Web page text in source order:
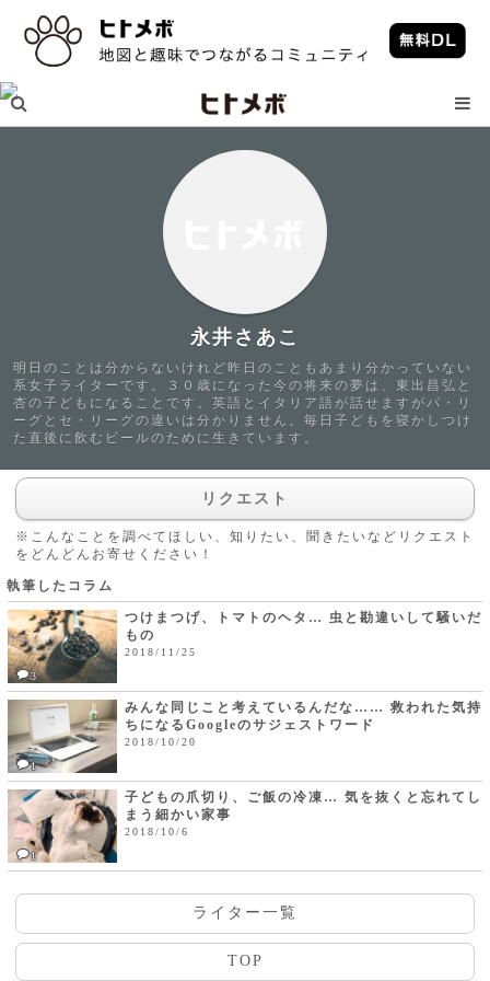
永井さあこ
明日のことは分からないけれど昨日のこともあまり分かっていない
系女子ライターです。３０歳になった今の将来の夢は、東出昌弘と
杏の子どもになることです。英語とイタリア語が話せますがパ・リ
ーグとセ・リーグの違いは分かりません。毎日子どもを寝かしつけ
た直後に飲むビールのために生きています。
リクエスト
※こんなことを調べてほしい、知りたい、聞きたいなどリクエスト
をどんどんお寄せください！
執筆したコラム
3
つけまつげ、トマトのヘタ… 虫と勘違いして騒いだ
もの
2018/11/25
1
みんな同じこと考えているんだな…… 救われた気持
ちになるGoogleのサジェストワード
2018/10/20
1
子どもの爪切り、ご飯の冷凍… 気を抜くと忘れてし
まう細かい家事
2018/10/6
ライター一覧
TOP